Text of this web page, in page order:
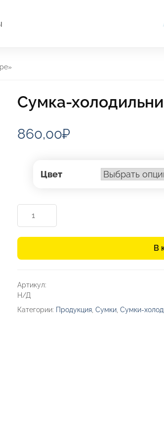
Сумка-
860,00₽
Цвет
товара
Сумка-
В
Артикул:
Н/Д
Категории: Продукция Сумки Сумки-